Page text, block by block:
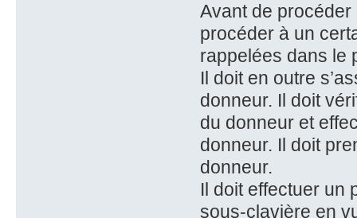
Avant de
procéder à un
rappelées dans le
Il doit en outre
donneur. Il doit
du donneur et
donneur. Il doit
donneur.
Il doit effectuer un
sous-clavière en